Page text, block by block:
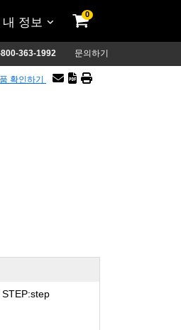
내 정보
0
363-1992 문의하기
확인하기
STEP:step